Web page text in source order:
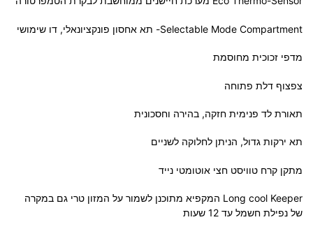
Selectable Mode Compartment- תא אחסון פונקציונאלי, דו שימושי
מדפי זכוכית מחוסמת
צפצוף דלת פתוחה
תאורת לד פנימית חזקה, בהירה וחסכונית
תא ירקות גדול, הניתן לחלוקה לשניים
מתקן קרח טוויסט חצי אוטומטי נייד
Long cool Keeper המקפיא מתוכנן לשמור על המזון טרי גם במקרה
של נפילת חשמל עד 12 שעות